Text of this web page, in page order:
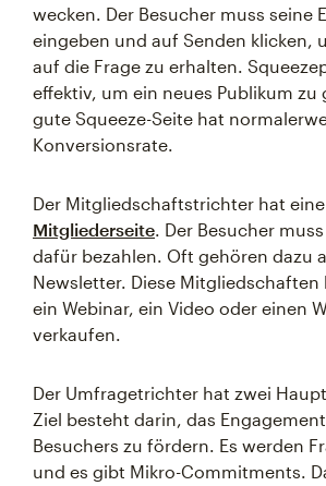
wecken. Der Besucher muss seine
eingeben und auf Senden klicken,
auf die Frage zu erhalten.
effektiv, um ein neues Publikum zu
gute Squeeze-Seite hat
Konversionsrate.
Der Mitgliedschaftstrichter hat eine
Mitgliederseite. Der Besucher
dafür bezahlen. Oft gehören dazu
Newsletter. Diese Mitgliedschaften
ein Webinar, ein Video oder einen
verkaufen.
Der Umfragetrichter hat zwei
Ziel besteht darin, das
Besuchers zu fördern. Es werden
und es gibt Mikro-Commitments.